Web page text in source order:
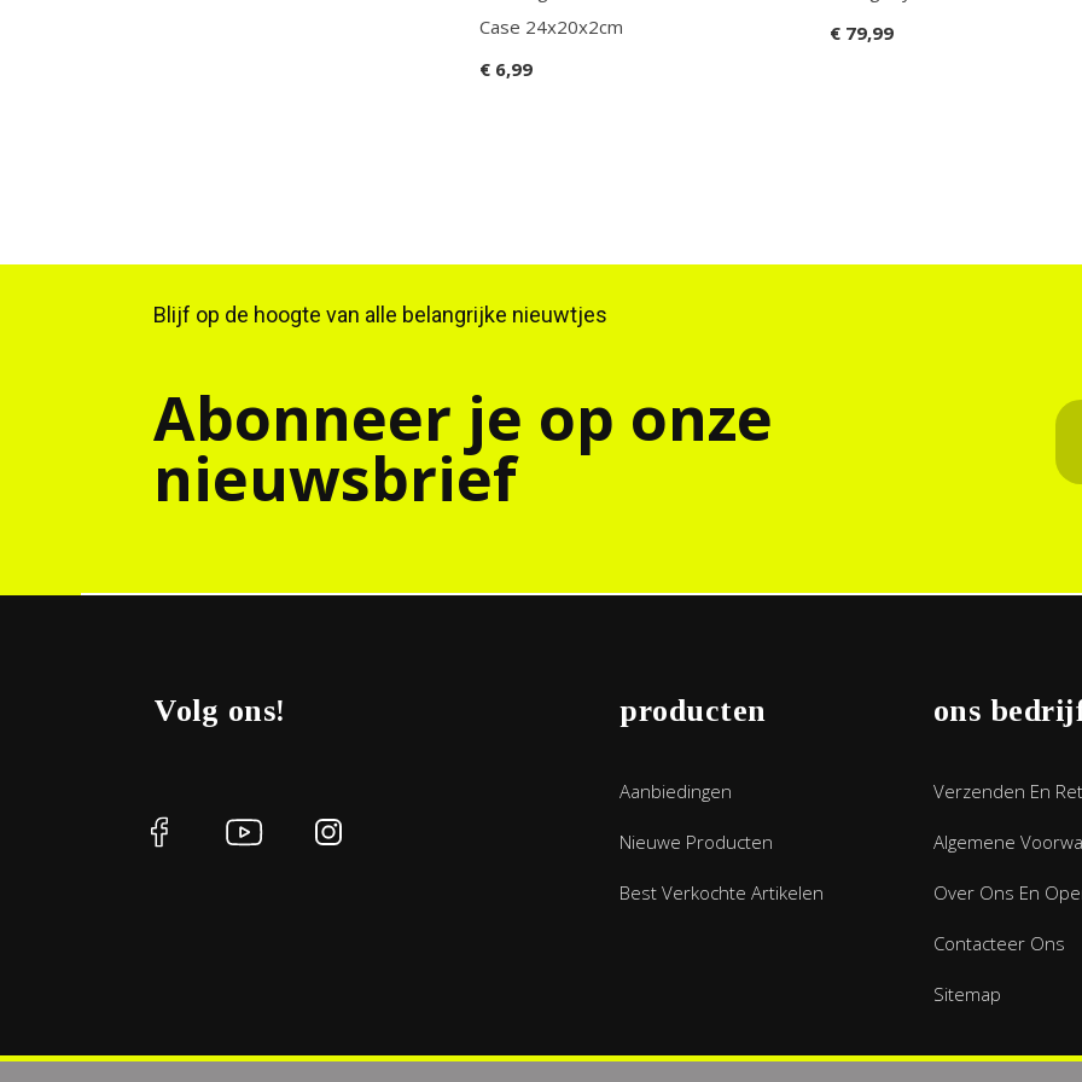
Case 24x20x2cm
€ 6,99
€ 79,99
Blijf op de hoogte van alle belangrijke nieuwtjes
Abonneer je op onze
nieuwsbrief
Volg ons! producten
Aanbiedingen
Nieuwe Producten
Best Verkochte Artikelen
ons
Verzenden En
Algemene
Over Ons En
Contacteer Ons
Sitemap